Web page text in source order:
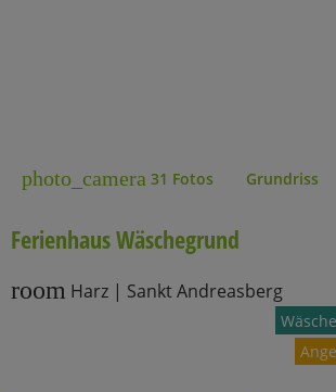
photo_camera 31 Fotos Grundriss
Ferienhaus Wäschegrund
room Harz | Sankt Andreasberg